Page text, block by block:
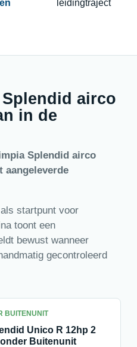
leidingtraject
airco
in de
Splendid airco
aangeleverde
startpunt voor
toont een
bewust wanneer
gecontroleerd
BUITENUNIT
Unico R 12hp 2
Buitenunit